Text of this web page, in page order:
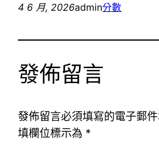
4 6 月, 2026admin分數
發佈留言
發佈留言必須填寫的電子郵
填欄位標示為 *